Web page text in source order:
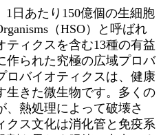
1日あたり150億個の生細胞
（HSO）と呼ばれ
ティクスを含む13種の有益
作られた究極の広域プロバ
ロバイオティクスは、健康
生きた微生物です。多くの
、熱処理によって破壊さ
クス文化は消化管と免疫系